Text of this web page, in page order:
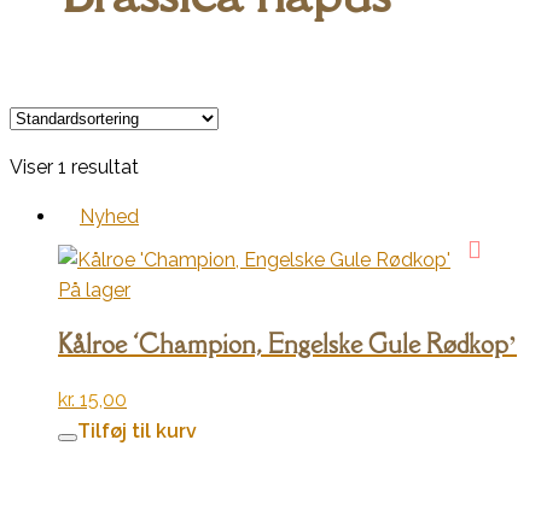
Viser 1 resultat
Nyhed
På lager
Kålroe ‘Champion, Engelske Gule Rødkop’
kr. 15,00
Tilføj til kurv